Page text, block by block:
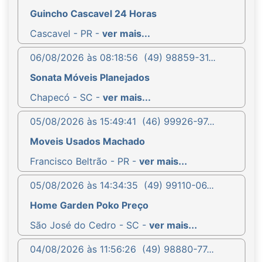
Guincho Cascavel 24 Horas
Cascavel - PR - ver mais...
06/08/2026 às 08:18:56 (49) 98859-31...
Sonata Móveis Planejados
Chapecó - SC - ver mais...
05/08/2026 às 15:49:41 (46) 99926-97...
Moveis Usados Machado
Francisco Beltrão - PR - ver mais...
05/08/2026 às 14:34:35 (49) 99110-06...
Home Garden Poko Preço
São José do Cedro - SC - ver mais...
04/08/2026 às 11:56:26 (49) 98880-77...